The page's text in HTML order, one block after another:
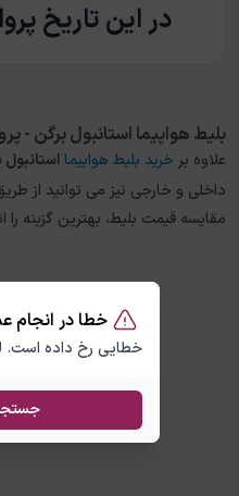
خطا در انجام
خطایی رخ داده است.
در این تاریخ
بلیط هواپیما استانبول برگن -
علاوه بر خرید بلیط هواپیما استانبول
داخلی و خارجی نیز می توانید از
مقایسه قیمت بلیط، بهترین گزینه را